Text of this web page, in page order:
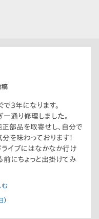
で3年になります。
通り修理しました。
正部品を取寄せし、自分で
を味わっております!
イブにはなかなか行け
前にちょっと出掛けてみ
む